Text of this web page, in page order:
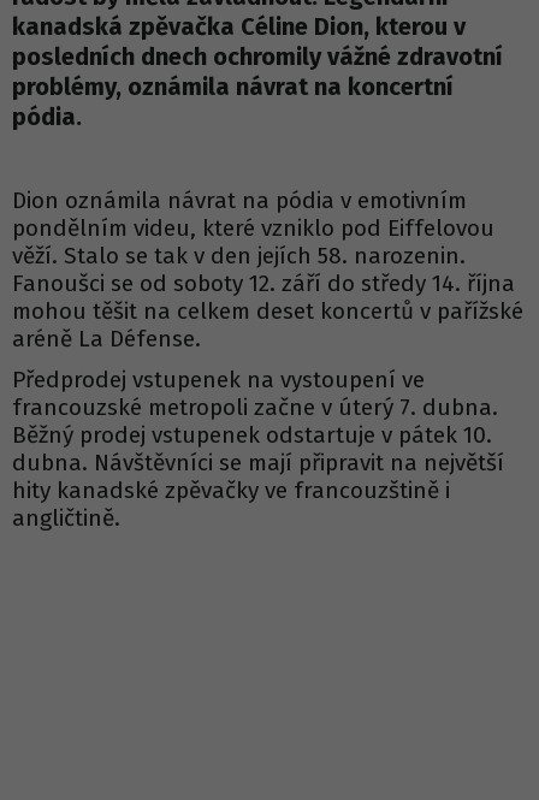
kanadská zpěvačka Céline Dion, kterou v
posledních dnech ochromily vážné zdravotní
problémy, oznámila návrat na koncertní
pódia.
Dion oznámila návrat na pódia v emotivním
pondělním videu, které vzniklo pod Eiffelovou
věží. Stalo se tak v den jejích 58. narozenin.
Fanoušci se od soboty 12. září do středy 14. října
mohou těšit na celkem deset koncertů v pařížské
aréně La Défense.
Předprodej vstupenek na vystoupení ve
francouzské metropoli začne v úterý 7. dubna.
Běžný prodej vstupenek odstartuje v pátek 10.
dubna. Návštěvníci se mají připravit na největší
hity kanadské zpěvačky ve francouzštině i
angličtině.